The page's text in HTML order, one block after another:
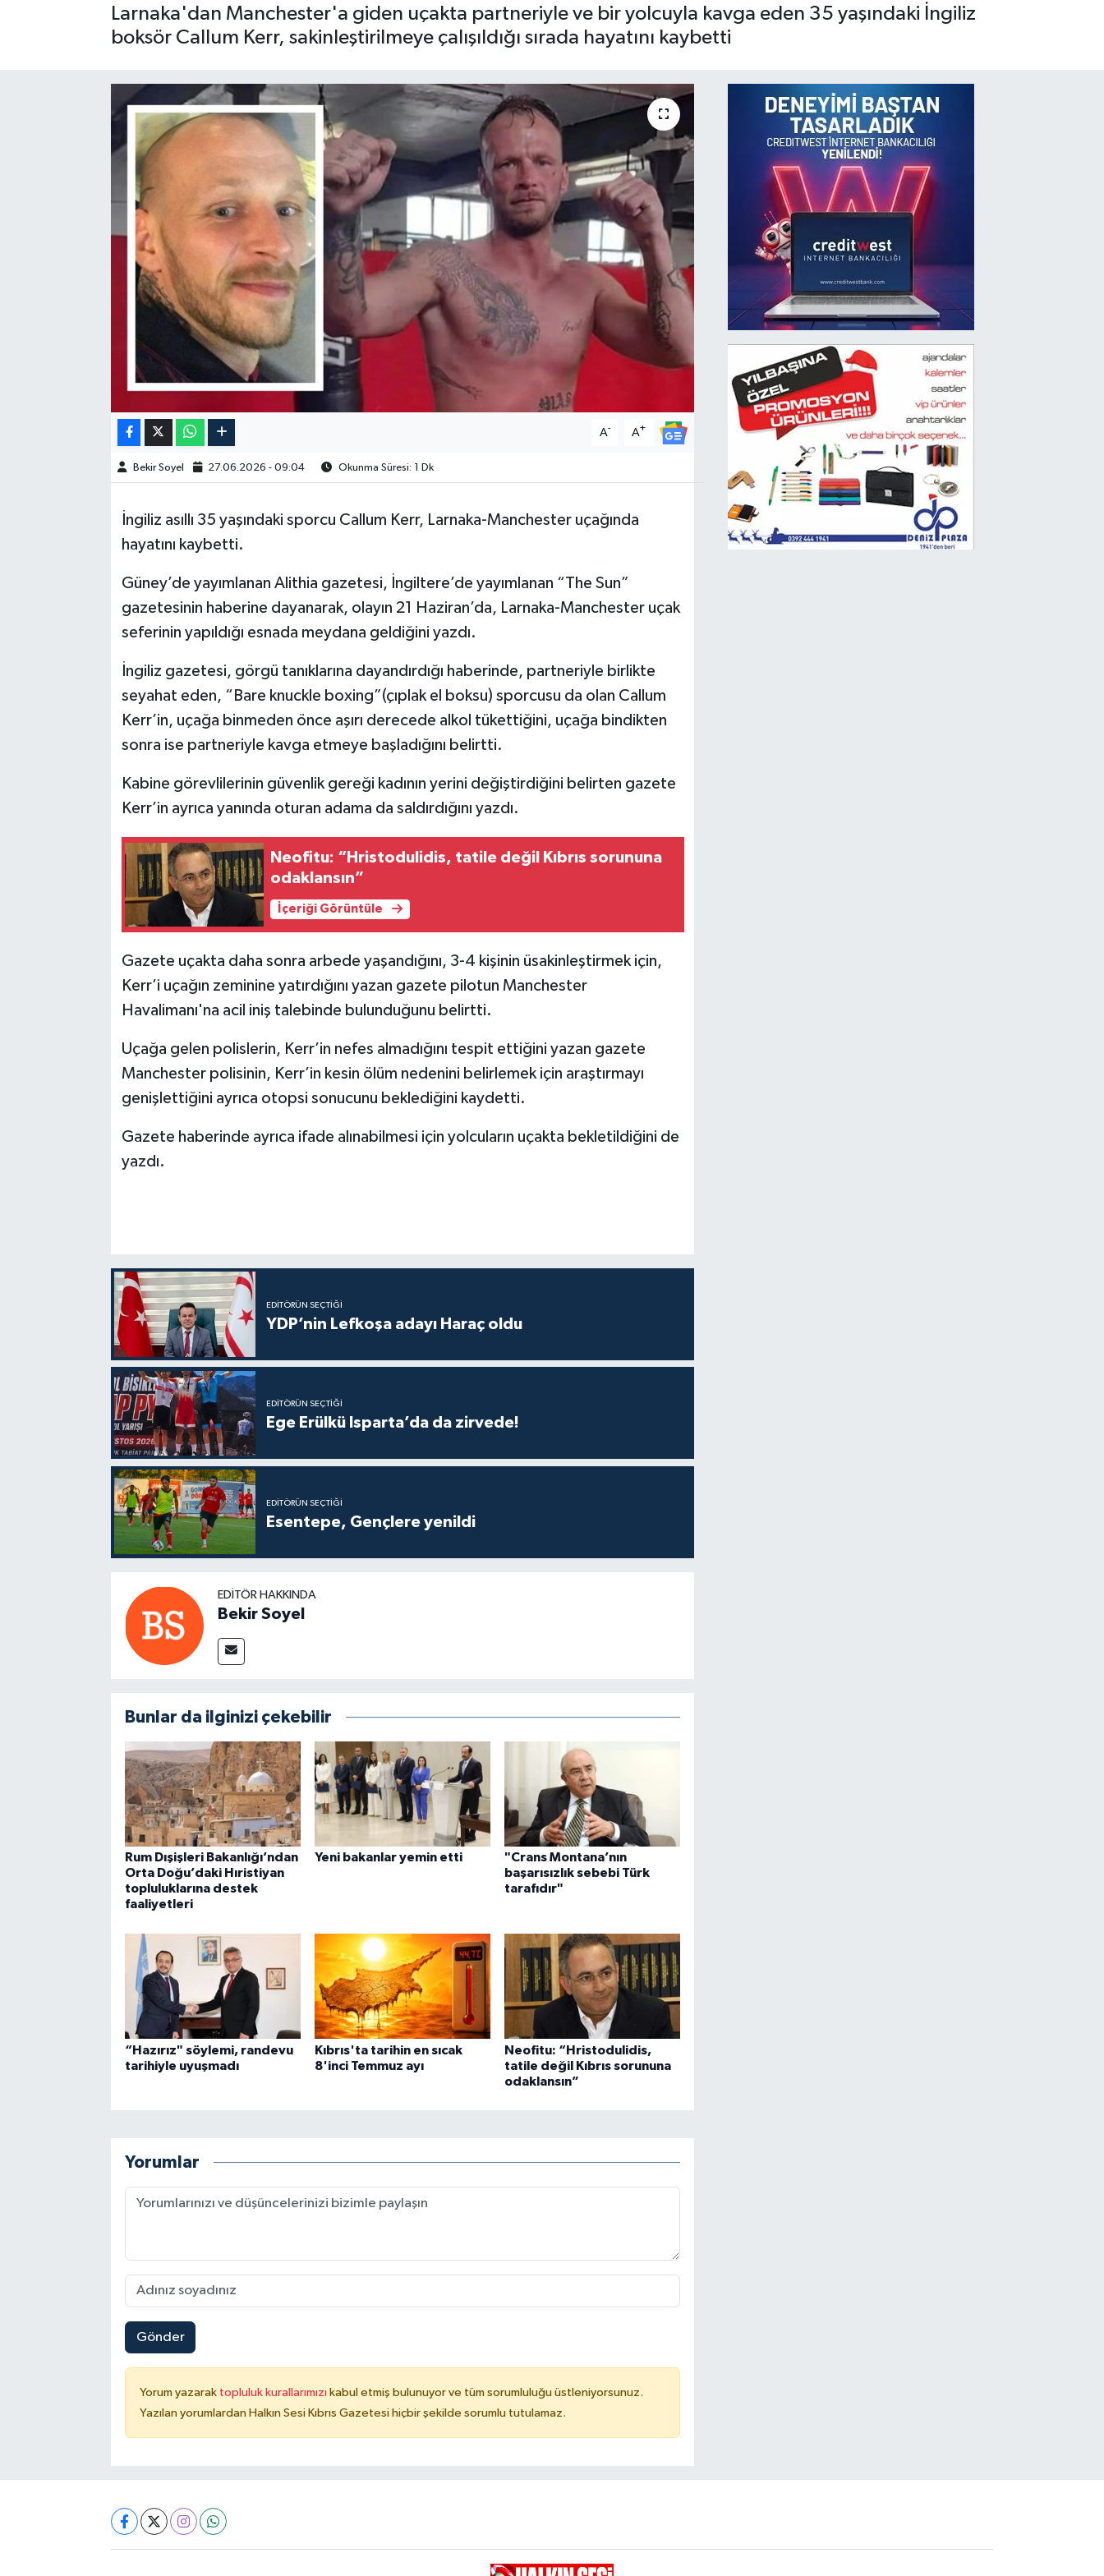
Larnaka'dan Manchester'a giden uçakta partneriyle ve bir yolcuyla kavga eden 35 yaşındaki İngiliz
boksör Callum Kerr, sakinleştirilmeye çalışıldığı sırada hayatını kaybetti
A- A+
Bekir Soyel 27.06.2026 - 09:04 Okunma Süresi: 1 Dk
İngiliz asıllı 35 yaşındaki sporcu Callum Kerr, Larnaka-Manchester uçağında
hayatını kaybetti.
Güney’de yayımlanan Alithia gazetesi, İngiltere’de yayımlanan “The Sun”
gazetesinin haberine dayanarak, olayın 21 Haziran’da, Larnaka-Manchester uçak
seferinin yapıldığı esnada meydana geldiğini yazdı.
İngiliz gazetesi, görgü tanıklarına dayandırdığı haberinde, partneriyle birlikte
seyahat eden, “Bare knuckle boxing”(çıplak el boksu) sporcusu da olan Callum
Kerr’in, uçağa binmeden önce aşırı derecede alkol tükettiğini, uçağa bindikten
sonra ise partneriyle kavga etmeye başladığını belirtti.
Kabine görevlilerinin güvenlik gereği kadının yerini değiştirdiğini belirten gazete
Kerr’in ayrıca yanında oturan adama da saldırdığını yazdı.
Neofitu: “Hristodulidis, tatile değil Kıbrıs sorununa
odaklansın”
İçeriği Görüntüle
Gazete uçakta daha sonra arbede yaşandığını, 3-4 kişinin üsakinleştirmek için,
Kerr’i uçağın zeminine yatırdığını yazan gazete pilotun Manchester
Havalimanı'na acil iniş talebinde bulunduğunu belirtti.
Uçağa gelen polislerin, Kerr’in nefes almadığını tespit ettiğini yazan gazete
Manchester polisinin, Kerr’in kesin ölüm nedenini belirlemek için araştırmayı
genişlettiğini ayrıca otopsi sonucunu beklediğini kaydetti.
Gazete haberinde ayrıca ifade alınabilmesi için yolcuların uçakta bekletildiğini de
yazdı.
EDITÖRÜN SEÇTIĞI
YDP’nin Lefkoşa adayı Haraç oldu
EDITÖRÜN SEÇTIĞI
Ege Erülkü Isparta’da da zirvede!
EDITÖRÜN SEÇTIĞI
Esentepe, Gençlere yenildi
EDITÖR HAKKINDA
Bekir Soyel
Bunlar da ilginizi çekebilir
Rum Dışişleri Bakanlığı’ndan
Orta Doğu’daki Hıristiyan
topluluklarına destek
faaliyetleri
Yeni bakanlar yemin etti
"Crans Montana’nın
başarısızlık sebebi Türk
tarafıdır"
“Hazırız" söylemi, randevu
tarihiyle uyuşmadı
Kıbrıs'ta tarihin en sıcak
8'inci Temmuz ayı
Neofitu: “Hristodulidis,
tatile değil Kıbrıs sorununa
odaklansın”
Yorumlar
Gönder
Yorum yazarak topluluk kurallarımızı kabul etmiş bulunuyor ve tüm sorumluluğu üstleniyorsunuz.
Yazılan yorumlardan Halkın Sesi Kıbrıs Gazetesi hiçbir şekilde sorumlu tutulamaz.